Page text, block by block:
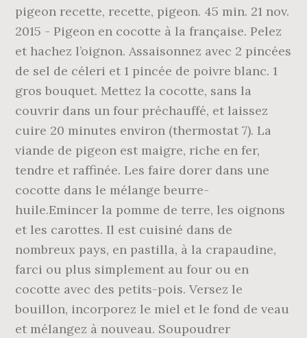
pigeon recette, recette, pigeon. 45 min. 21 nov.
2015 - Pigeon en cocotte à la française. Pelez
et hachez l’oignon. Assaisonnez avec 2 pincées
de sel de céleri et 1 pincée de poivre blanc. 1
gros bouquet. Mettez la cocotte, sans la
couvrir dans un four préchauffé, et laissez
cuire 20 minutes environ (thermostat 7). La
viande de pigeon est maigre, riche en fer,
tendre et raffinée. Les faire dorer dans une
cocotte dans le mélange beurre-
huile.Emincer la pomme de terre, les oignons
et les carottes. Il est cuisiné dans de
nombreux pays, en pastilla, à la crapaudine,
farci ou plus simplement au four ou en
cocotte avec des petits-pois. Versez le
bouillon, incorporez le miel et le fond de veau
et mélangez à nouveau. Soupoudrer